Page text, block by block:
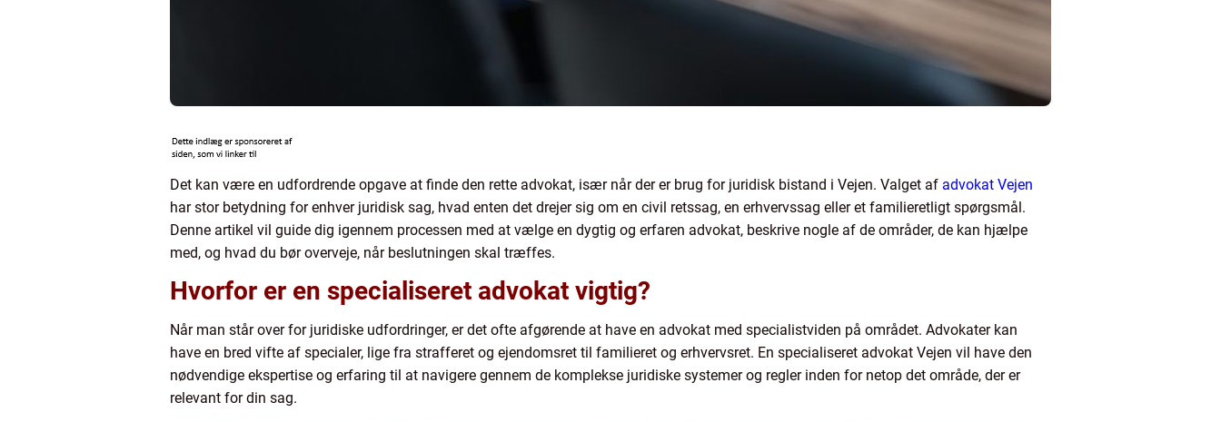
Det kan være en udfordrende opgave at finde den rette advokat, især når der er brug for juridisk bistand i Vejen. Valget af advokat Vejen
har stor betydning for enhver juridisk sag, hvad enten det drejer sig om en civil retssag, en erhvervssag eller et familieretligt spørgsmål.
Denne artikel vil guide dig igennem processen med at vælge en dygtig og erfaren advokat, beskrive nogle af de områder, de kan hjælpe
med, og hvad du bør overveje, når beslutningen skal træffes.
Hvorfor er en specialiseret advokat vigtig?
Når man står over for juridiske udfordringer, er det ofte afgørende at have en advokat med specialistviden på området. Advokater kan
have en bred vifte af specialer, lige fra strafferet og ejendomsret til familieret og erhvervsret. En specialiseret advokat Vejen vil have den
nødvendige ekspertise og erfaring til at navigere gennem de komplekse juridiske systemer og regler inden for netop det område, der er
relevant for din sag.